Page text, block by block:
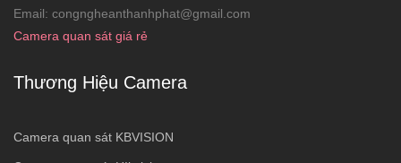
Email: congngheanthanhphat@gmail.com
Camera quan sát giá rẻ
Thương Hiệu Camera
Camera quan sát KBVISION